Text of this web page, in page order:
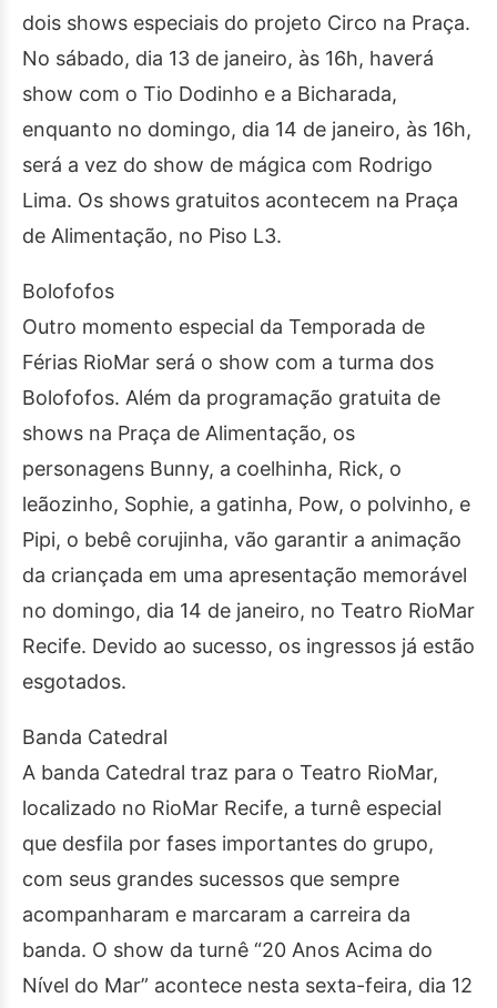
dois shows especiais do projeto Circo na Praça.
No sábado, dia 13 de janeiro, às 16h, haverá
show com o Tio Dodinho e a Bicharada,
enquanto no domingo, dia 14 de janeiro, às 16h,
será a vez do show de mágica com Rodrigo
Lima. Os shows gratuitos acontecem na Praça
de Alimentação, no Piso L3.
Bolofofos
Outro momento especial da Temporada de
Férias RioMar será o show com a turma dos
Bolofofos. Além da programação gratuita de
shows na Praça de Alimentação, os
personagens Bunny, a coelhinha, Rick, o
leãozinho, Sophie, a gatinha, Pow, o polvinho, e
Pipi, o bebê corujinha, vão garantir a animação
da criançada em uma apresentação memorável
no domingo, dia 14 de janeiro, no Teatro RioMar
Recife. Devido ao sucesso, os ingressos já estão
esgotados.
Banda Catedral
A banda Catedral traz para o Teatro RioMar,
localizado no RioMar Recife, a turnê especial
que desfila por fases importantes do grupo,
com seus grandes sucessos que sempre
acompanharam e marcaram a carreira da
banda. O show da turnê “20 Anos Acima do
Nível do Mar” acontece nesta sexta-feira, dia 12